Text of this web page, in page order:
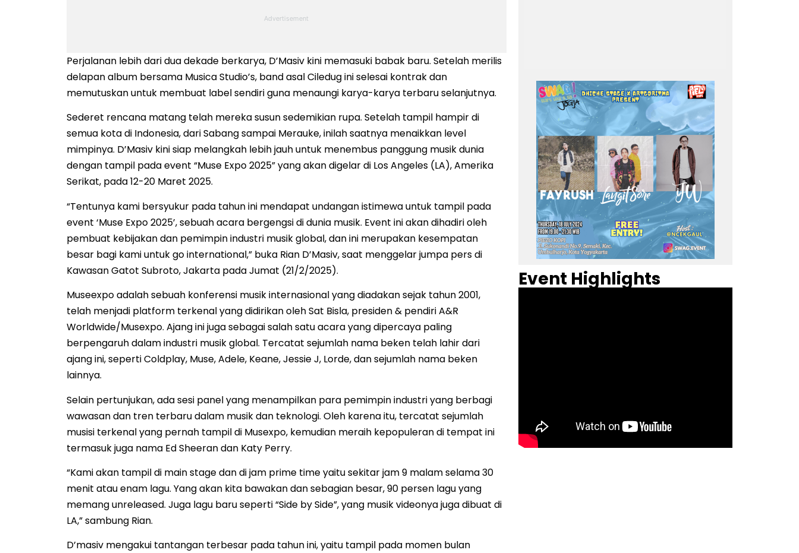
Perjalanan lebih dari dua dekade berkarya, D’Masiv kini memasuki babak baru. Setelah merilis
delapan album bersama Musica Studio’s, band asal Ciledug ini selesai kontrak dan
memutuskan untuk membuat label sendiri guna menaungi karya-karya terbaru selanjutnya.
Sederet rencana matang telah mereka susun sedemikian rupa. Setelah tampil hampir di
semua kota di Indonesia, dari Sabang sampai Merauke, inilah saatnya menaikkan level
mimpinya. D’Masiv kini siap melangkah lebih jauh untuk menembus panggung musik dunia
dengan tampil pada event “Muse Expo 2025” yang akan digelar di Los Angeles (LA), Amerika
Serikat, pada 12-20 Maret 2025.
“Tentunya kami bersyukur pada tahun ini mendapat undangan istimewa untuk tampil pada
event ‘Muse Expo 2025’, sebuah acara bergengsi di dunia musik. Event ini akan dihadiri oleh
pembuat kebijakan dan pemimpin industri musik global, dan ini merupakan kesempatan
besar bagi kami untuk go international,” buka Rian D’Masiv, saat menggelar jumpa pers di
Kawasan Gatot Subroto, Jakarta pada Jumat (21/2/2025).
Museexpo adalah sebuah konferensi musik internasional yang diadakan sejak tahun 2001,
telah menjadi platform terkenal yang didirikan oleh Sat Bisla, presiden & pendiri A&R
Worldwide/Musexpo. Ajang ini juga sebagai salah satu acara yang dipercaya paling
berpengaruh dalam industri musik global. Tercatat sejumlah nama beken telah lahir dari
ajang ini, seperti Coldplay, Muse, Adele, Keane, Jessie J, Lorde, dan sejumlah nama beken
lainnya.
Selain pertunjukan, ada sesi panel yang menampilkan para pemimpin industri yang berbagi
wawasan dan tren terbaru dalam musik dan teknologi. Oleh karena itu, tercatat sejumlah
musisi terkenal yang pernah tampil di Musexpo, kemudian meraih kepopuleran di tempat ini
termasuk juga nama Ed Sheeran dan Katy Perry.
“Kami akan tampil di main stage dan di jam prime time yaitu sekitar jam 9 malam selama 30
menit atau enam lagu. Yang akan kita bawakan dan sebagian besar, 90 persen lagu yang
memang unreleased. Juga lagu baru seperti “Side by Side”, yang musik videonya juga dibuat di
LA,” sambung Rian.
D’masiv mengakui tantangan terbesar pada tahun ini, yaitu tampil pada momen bulan
Event Highlights